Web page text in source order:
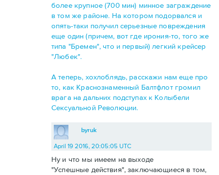
более крупное (700 мин) минное заграждение
в том же районе. На котором подорвался и
опять-таки получил серьезные повреждения
еще один (причем, вот где ирония-то, того же
типа "Бремен", что и первый) легкий крейсер
"Любек".
А теперь, хохлоблядь, расскажи нам еще про
то, как Краснознаменный Балтфлот громил
врага на дальних подступах к Колыбели
Сексуальной Революции.
byruk
April 19 2016, 20:05:05 UTC
Ну и что мы имеем на выходе
"Успешные действия", заключающиеся в том,